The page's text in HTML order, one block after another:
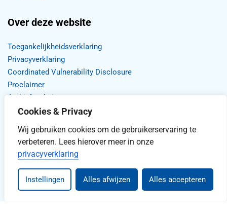
Cookies & Privacy
Wij gebruiken cookies om de gebruikerservaring te
verbeteren. Lees hierover meer in onze
privacyverklaring
Instellingen Alles afwijzen Alles accepteren
Over deze website
Toegankelijkheidsverklaring
Privacyverklaring
Coordinated Vulnerability Disclosure
Proclaimer
Archief website
Stel uw vraag